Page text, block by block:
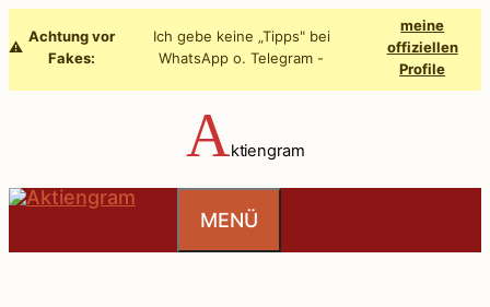
Inhalt
⚠️
Achtung vor
Fakes:
Ich gebe keine „Tipps" bei
WhatsApp o. Telegram -
meine
offiziellen
Profile
Aktiengram
MENÜ